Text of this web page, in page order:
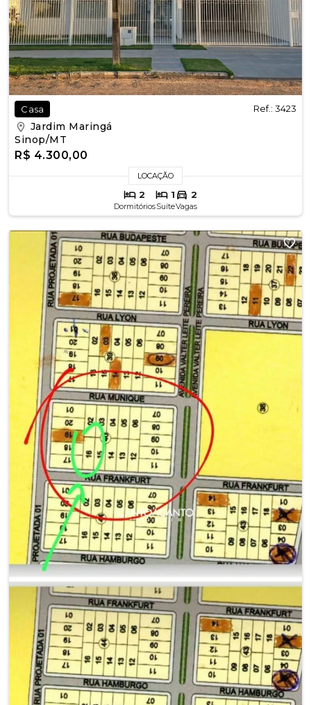
Casa Ref.: 3423
Jardim Maringá
Sinop/MT
R$ 4.300,00
LOCAÇÃO
2
Dormitórios
1
Suíte
2
Vagas